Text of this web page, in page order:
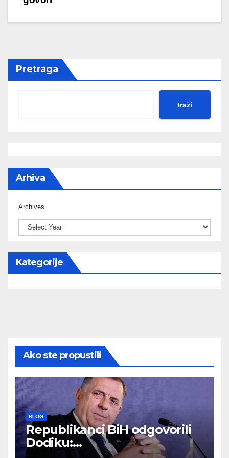
Pretraga
traži
Arhiva
Archives
Kategorije
Ako ste propustili
BLOG
Republikanci BiH odgovorili
Dodiku: